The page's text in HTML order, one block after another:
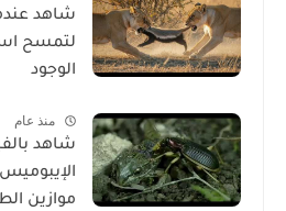
شاهد
لتمسح
الوجود
منذ عام
شاهد
موازين